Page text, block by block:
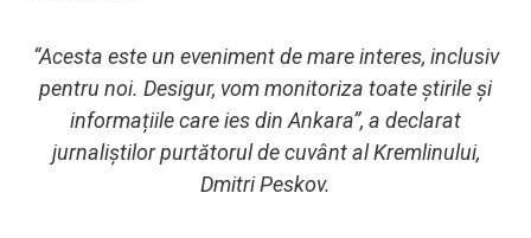
“Acesta este un eveniment de mare interes, inclusiv
pentru noi. Desigur, vom monitoriza toate știrile și
informațiile care ies din Ankara”, a declarat
jurnaliștilor purtătorul de cuvânt al Kremlinului,
Dmitri Peskov.